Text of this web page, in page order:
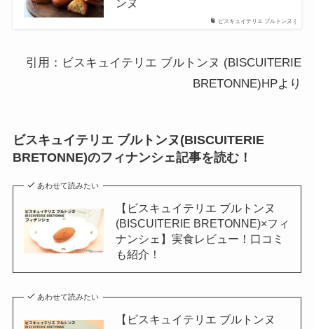
ビスキュイテリエ ブルトンヌ |
引用：ビスキュイテリエ ブルトンヌ (BISCUITERIE
BRETONNE)HPより
ビスキュイテリエ ブルトンヌ(BISCUITERIE
BRETONNE)のフィナンシェ記事を読む！
あわせて読みたい
【ビスキュイテリエ ブルトンヌ
(BISCUITERIE BRETONNE)×フィ
ナンシェ】実食レビュー！口コミ
も紹介！
あわせて読みたい
【ビスキュイテリエ ブルトンヌ